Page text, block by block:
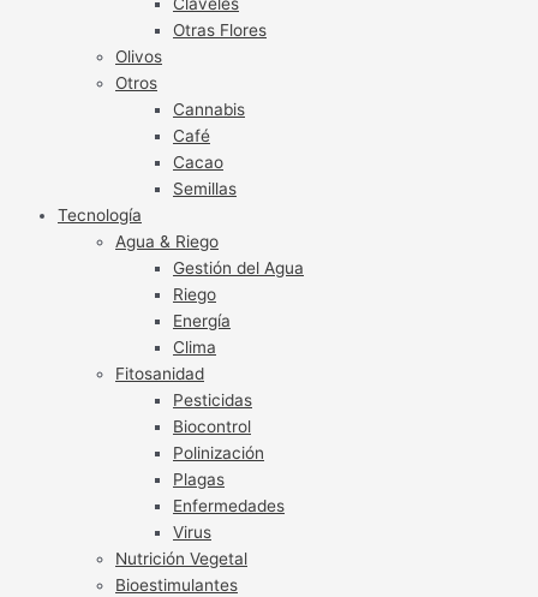
Claveles
Otras Flores
Olivos
Otros
Cannabis
Café
Cacao
Semillas
Tecnología
Agua & Riego
Gestión del Agua
Riego
Energía
Clima
Fitosanidad
Pesticidas
Biocontrol
Polinización
Plagas
Enfermedades
Virus
Nutrición Vegetal
Bioestimulantes